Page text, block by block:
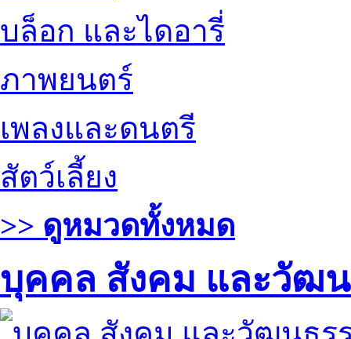
บล็อก และไดอารี่
ภาพยนตร์
เพลงและดนตรี
สัตว์เลี้ยง
>> ดูหมวดทั้งหมด
บุคคล สังคม และวัฒ